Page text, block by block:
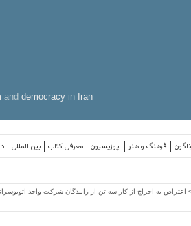
and democracy in Iran
بین المللی معرفی کتاب اپوزیسیون فرهنگ و هنر
اعتراض به اخراج از کار سه تن از رانندگان شرکت واحد